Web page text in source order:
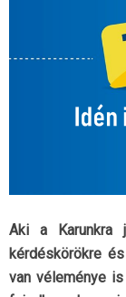
Aki a Karunkra
kérdéskörökre
van véleménye